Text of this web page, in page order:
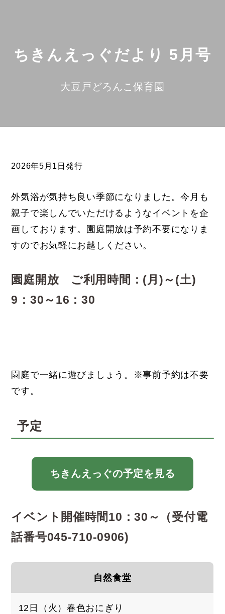
ちきんえっぐだより 5月号
大豆戸どろんこ保育園
2026年5月1日発行
外気浴が気持ち良い季節になりました。今月も
親子で楽しんでいただけるようなイベントを企
画しております。園庭開放は予約不要になりま
すのでお気軽にお越しください。
園庭開放 ご利用時間：(月)～(土)
9：30～16：30
園庭で一緒に遊びましょう。※事前予約は不要
です。
予定
ちきんえっぐの予定を見る
イベント開催時間10：30～（受付電
話番号045-710-0906)
自然食堂
12日（火）春色おにぎり